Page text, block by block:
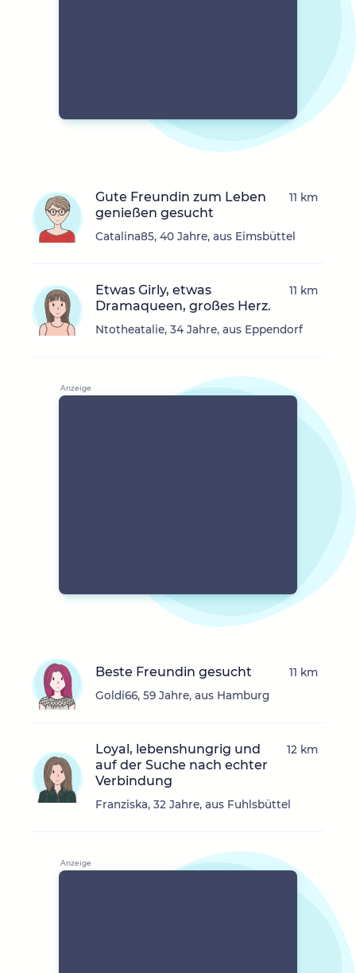
Gute Freundin zum Leben
genießen gesucht
Catalina85, 40 Jahre, aus Eimsbüttel
11 km
Etwas Girly, etwas
Dramaqueen, großes Herz.
Ntotheatalie, 34 Jahre, aus Eppendorf
11 km
Beste Freundin gesucht
Goldi66, 59 Jahre, aus Hamburg
11 km
Loyal, lebenshungrig und
auf der Suche nach echter
Verbindung
Franziska, 32 Jahre, aus Fuhlsbüttel
12 km